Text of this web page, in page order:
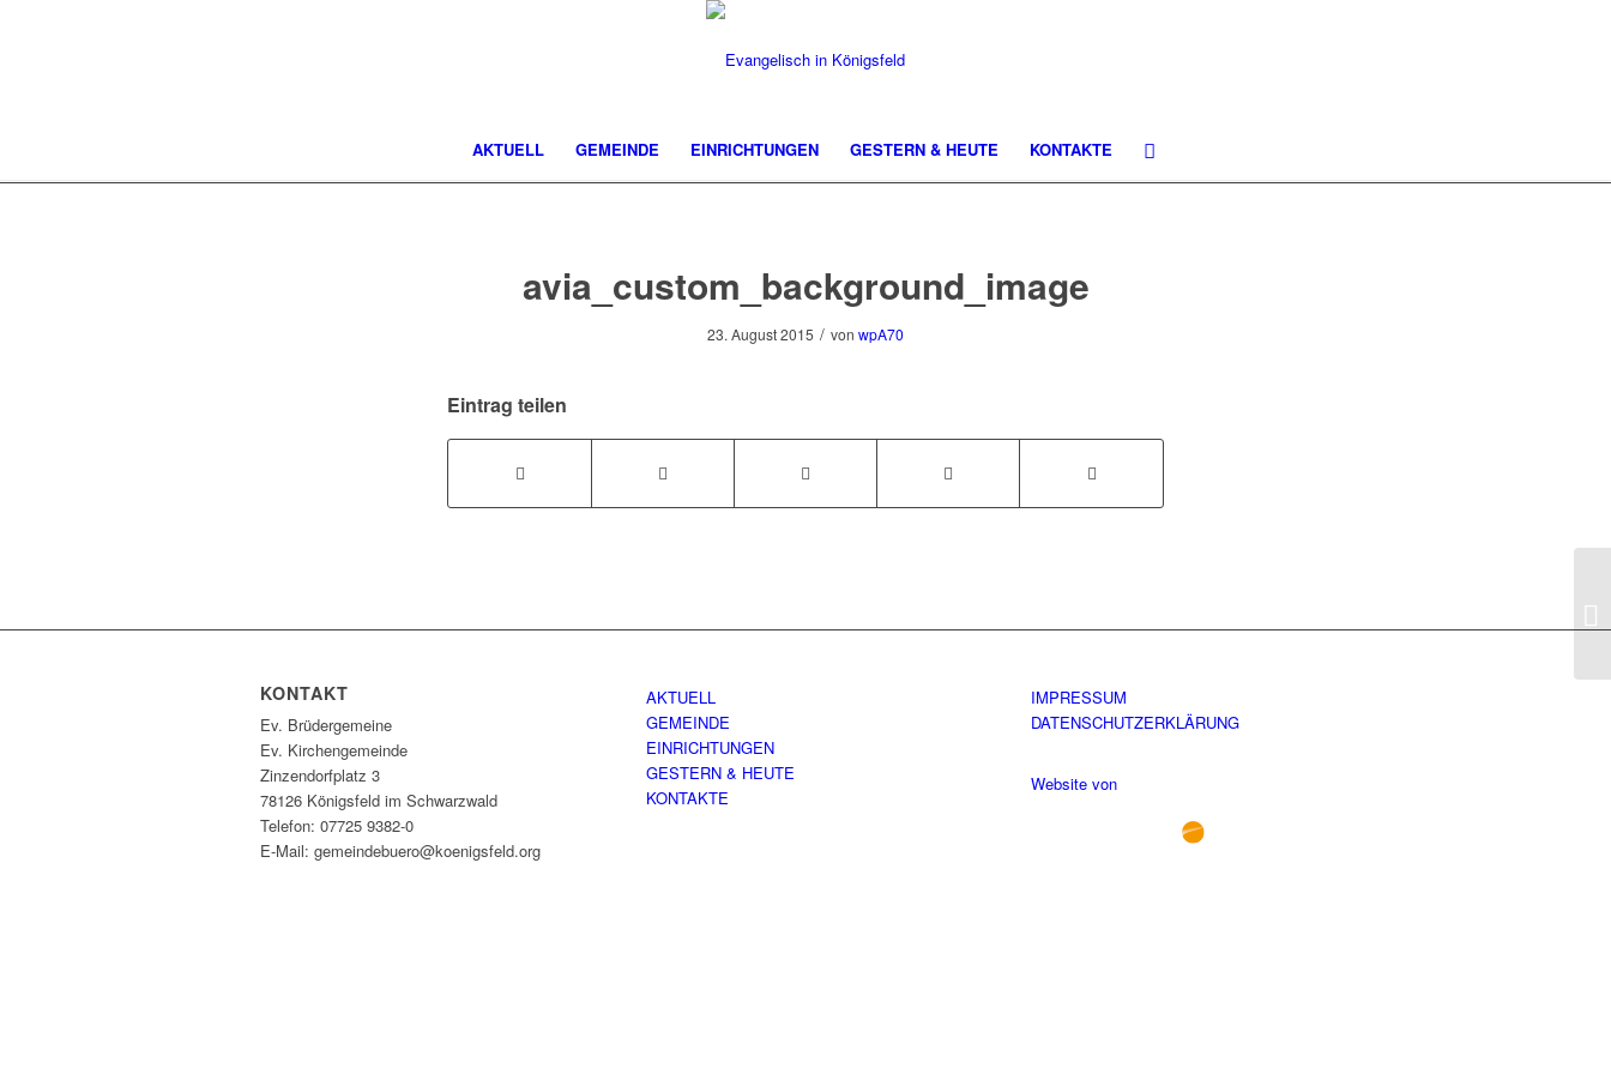
AKTUELL GEMEINDE EINRICHTUNGEN GESTERN & HEUTE KONTAKTE
avia_custom_background_image
23. August 2015 / von wpA70
Eintrag teilen
KONTAKT
Ev. Brüdergemeine
Ev. Kirchengemeinde
Zinzendorfplatz 3
78126 Königsfeld im Schwarzwald
Telefon: 07725 9382-0
E-Mail: gemeindebuero@koenigsfeld.org
AKTUELL
GEMEINDE
EINRICHTUNGEN
GESTERN & HEUTE
KONTAKTE
IMPRESSUM
DATENSCHUTZERKLÄRUNG
Website von